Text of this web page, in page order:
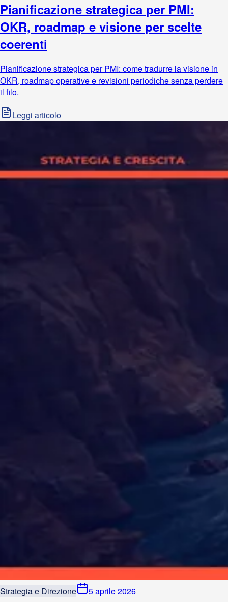
Pianificazione strategica per PMI:
OKR, roadmap e visione per scelte
coerenti
Pianificazione strategica per PMI: come tradurre la visione in
OKR, roadmap operative e revisioni periodiche senza perdere
il filo.
Leggi articolo
Strategia e Direzione 5 aprile 2026